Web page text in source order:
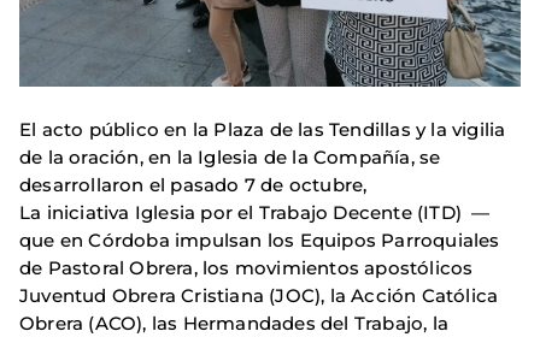
El acto público en la Plaza de las Tendillas y la vigilia
de la oración, en la Iglesia de la Compañía, se
desarrollaron el pasado 7 de octubre,
La iniciativa Iglesia por el Trabajo Decente (ITD) —
que en Córdoba impulsan los Equipos Parroquiales
de Pastoral Obrera, los movimientos apostólicos
Juventud Obrera Cristiana (JOC), la Acción Católica
Obrera (ACO), las Hermandades del Trabajo, la